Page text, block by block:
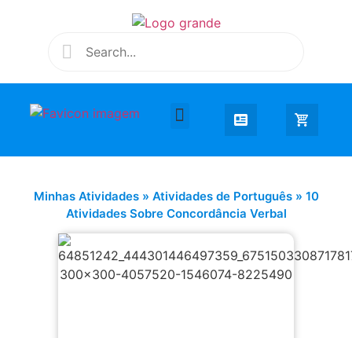
Minhas Atividades» Atividades de Português» 10
Atividades Sobre Concordância Verbal